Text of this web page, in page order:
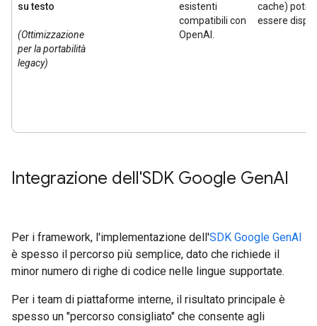
su testo
(Ottimizzazione
per la portabilità
legacy)
esistenti
compatibili con
OpenAI.
cache)
essere
Integrazione dell'SDK Google GenAI
Per i framework, l'implementazione dell'SDK Google GenAI
è spesso il percorso più semplice, dato che richiede il
minor numero di righe di codice nelle lingue supportate.
Per i team di piattaforme interne, il risultato principale è
spesso un "percorso consigliato" che consente agli